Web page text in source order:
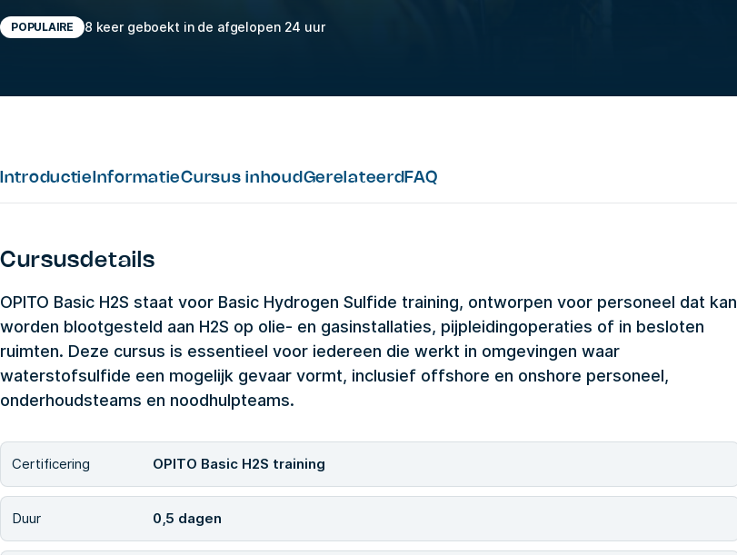
POPULAIRE 8 keer geboekt in de afgelopen 24 uur
Introductie InformatieCursus inhoud Gerelateerd FAQ
Cursusdetails
OPITO Basic H2S staat voor Basic Hydrogen Sulfide training, ontworpen voor personeel dat kan
worden blootgesteld aan H2S op olie- en gasinstallaties, pijpleidingoperaties of in besloten
ruimten. Deze cursus is essentieel voor iedereen die werkt in omgevingen waar
waterstofsulfide een mogelijk gevaar vormt, inclusief offshore en onshore personeel,
onderhoudsteams en noodhulpteams.
Certificering OPITO Basic H2S training
Duur 0,5 dagen